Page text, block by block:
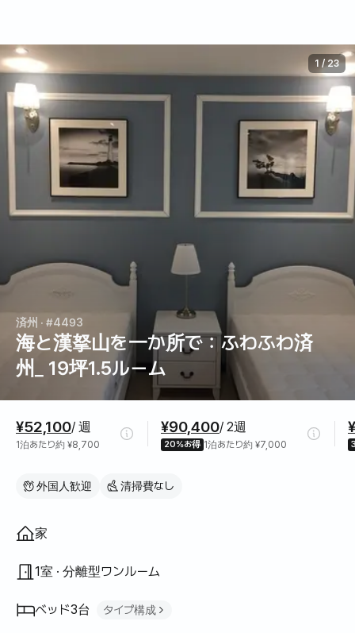
済州 · #4493
海と漢拏山を一か所で：ふわふわ済
州_ 19坪1.5ルーム
1 /23
¥52,100/ 週
1泊あたり約 ¥8,700
¥90,400/ 2週
20%お得 1泊あたり約 ¥7,000
外国人歓迎 清掃費なし
間取り
家
1室 · 分離型ワンルーム
ベッド3台 タイプ構成